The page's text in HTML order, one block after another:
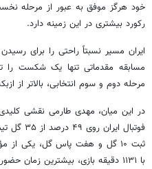
خود هرگز موفق به عبور از مرحله
رکورد بیشتری در این زمینه دارد.
مسابقه مقدماتی تنها یک شکست
مرحله دوم و سوم انتخابی، بالاتر از
در این میان، مهدی طارمی نقشی
فوتبال
ثبت ۱۰ گل و هفت پاس گل، یکی از
با ۱۱۳۱ دقیقه بازی، بیشترین زمان حضور در میدان را میان بازیکنان ایران داشت."